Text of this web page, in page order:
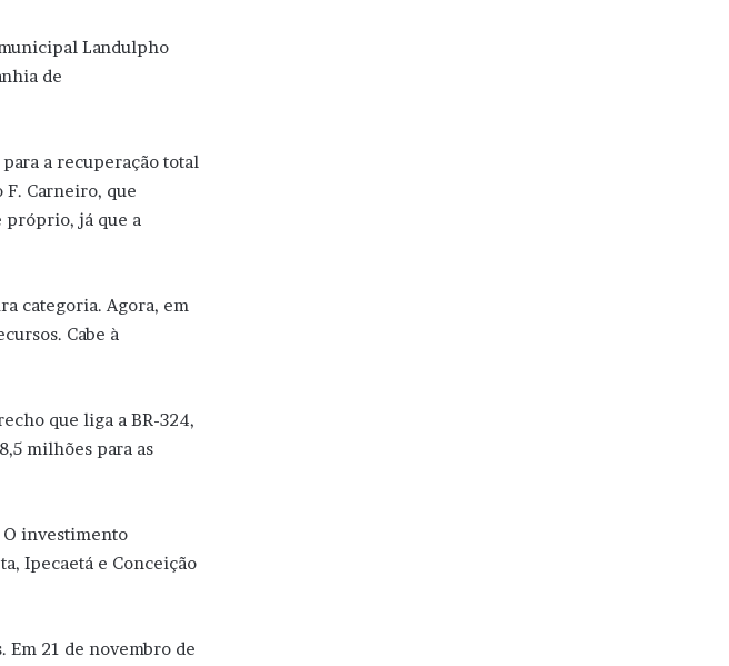
Landulpho
de
a recuperação total
Carneiro, que
próprio, já que a
categoria. Agora, em
Cabe à
que liga a BR-324,
milhões para as
O investimento
Ipecaetá e Conceição
Em 21 de novembro de